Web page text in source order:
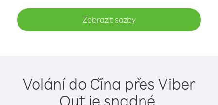
Zobrazit sazby
Volání do Čína přes Viber
Out je snadné.